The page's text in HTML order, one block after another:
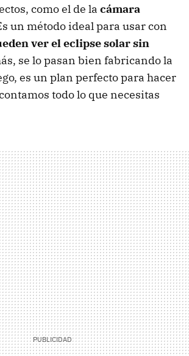
como el de la cámara
un método ideal para usar con
ver el eclipse solar sin
se lo pasan bien fabricando la
es un plan perfecto para hacer
todo lo que necesitas